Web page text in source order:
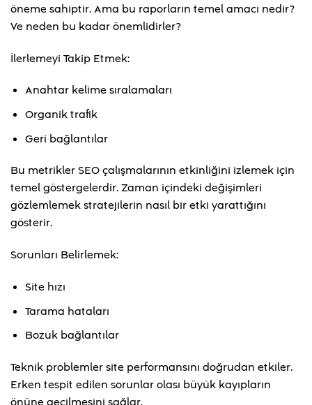
öneme sahiptir. Ama bu raporların temel amacı nedir?
Ve neden bu kadar önemlidirler?
İlerlemeyi Takip Etmek:
Anahtar kelime sıralamaları
Organik trafik
Geri bağlantılar
Bu metrikler SEO çalışmalarının etkinliğini izlemek için
temel göstergelerdir. Zaman içindeki değişimleri
gözlemlemek stratejilerin nasıl bir etki yarattığını
gösterir.
Sorunları Belirlemek:
Site hızı
Tarama hataları
Bozuk bağlantılar
Teknik problemler site performansını doğrudan etkiler.
Erken tespit edilen sorunlar olası büyük kayıpların